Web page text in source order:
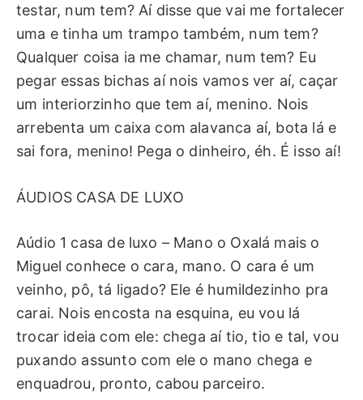
testar, num tem? Aí disse que vai me fortalecer
uma e tinha um trampo também, num tem?
Qualquer coisa ia me chamar, num tem? Eu
pegar essas bichas aí nois vamos ver aí, caçar
um interiorzinho que tem aí, menino. Nois
arrebenta um caixa com alavanca aí, bota lá e
sai fora, menino! Pega o dinheiro, éh. É isso aí!
ÁUDIOS CASA DE LUXO
Aúdio 1 casa de luxo – Mano o Oxalá mais o
Miguel conhece o cara, mano. O cara é um
veinho, pô, tá ligado? Ele é humildezinho pra
carai. Nois encosta na esquina, eu vou lá
trocar ideia com ele: chega aí tio, tio e tal, vou
puxando assunto com ele o mano chega e
enquadrou, pronto, cabou parceiro.